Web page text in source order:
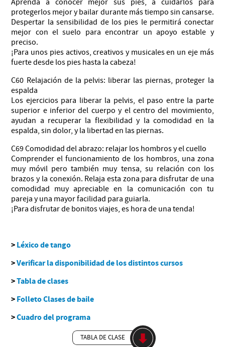
protegerlos mejor y bailar durante más tiempo sin cansarse.
Despertar la sensibilidad de los pies le permitirá conectar
mejor con el suelo para encontrar un apoyo estable y
preciso.
¡Para unos pies activos, creativos y musicales en un eje más
fuerte desde los pies hasta la cabeza!
C60 Relajación de la pelvis: liberar las piernas, proteger la
espalda
Los ejercicios para liberar la pelvis, el paso entre la parte
superior e inferior del cuerpo y el centro del movimiento,
ayudan a recuperar la flexibilidad y la comodidad en la
espalda, sin dolor, y la libertad en las piernas.
C69 Comodidad del abrazo: relajar los hombros y el cuello
Comprender el funcionamiento de los hombros, una zona
muy móvil pero también muy tensa, su relación con los
brazos y la conexión. Relaja esta zona para disfrutar de una
comodidad muy apreciable en la comunicación con tu
pareja y una mayor facilidad para guiarla.
¡Para disfrutar de bonitos viajes, es hora de una tenda!
>Léxico de tango
>Verificar la disponibilidad de los distintos cursos
>Tabla de clases
>Folleto Clases de baile
>Cuadro del programa
TABLA DE CLASE